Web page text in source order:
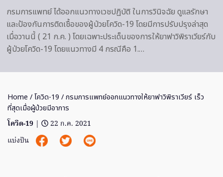
กรมการแพทย์ ได้ออกแนวทางเวชปฏิบัติ ในการวินิจฉัย ดูแลรักษา
และป้องกันการติดเชื้อของผู้ป่วยโควิด-19 โดยมีการปรับปรุงล่าสุด
เมื่อวานนี้ ( 21 ก.ค. ) โดยเฉพาะประเด็นของการให้ยาฟาวิพิราเวียร์กับ
ผู้ป่วยโควิด-19 โดยแนวทางมี 4 กรณีคือ 1.…
Home /โควิด-19 / กรมการแพทย์ออกแนวทางให้ยาฟาวิพิราเวียร์ เร็ว
ที่สุดเมื่อผู้ป่วยมีอาการ
โควิด-19 |
22 ก.ค. 2021
แบ่งปัน